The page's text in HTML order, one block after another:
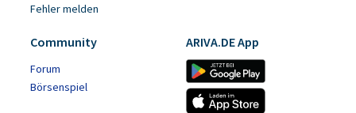
Fehler melden
Community
Forum
Börsenspiel
ARIVA.DE App